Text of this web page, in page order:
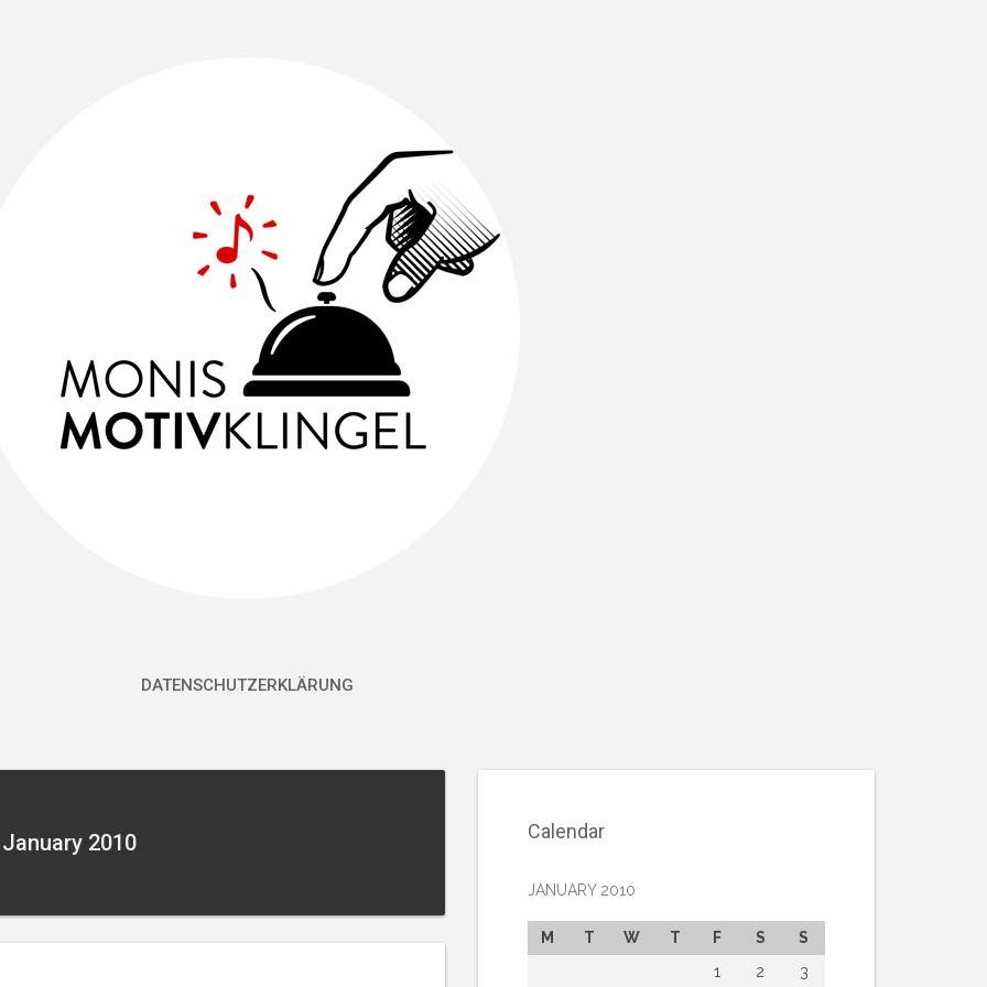
DATENSCHUTZERKLÄRUNG
2010 Calendar
JANUARY 2010
M T W T F S
S
1
2
3